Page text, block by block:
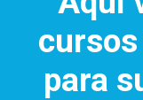
para